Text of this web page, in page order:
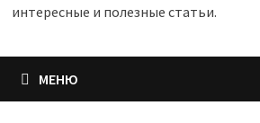
интересные и полезные статьи.
МЕНЮ